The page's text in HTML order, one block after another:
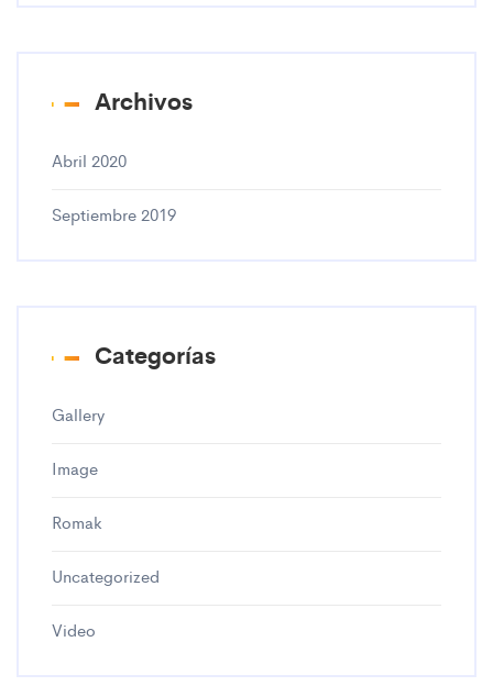
Archivos
Abril 2020
Septiembre 2019
Categorías
Gallery
Image
Romak
Uncategorized
Video